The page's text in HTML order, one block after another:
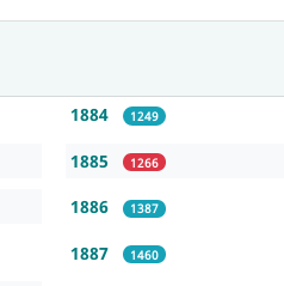
1884 1249
1885 1266
1886 1387
1887 1460